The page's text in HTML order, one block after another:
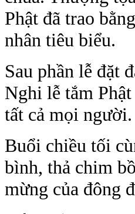
Phật đã trao
nhân tiêu biểu.
Sau phần lễ đặt
Nghi lễ tắm
tất cả mọi người.
Buổi chiều tối
bình, thả chim
mừng của đông